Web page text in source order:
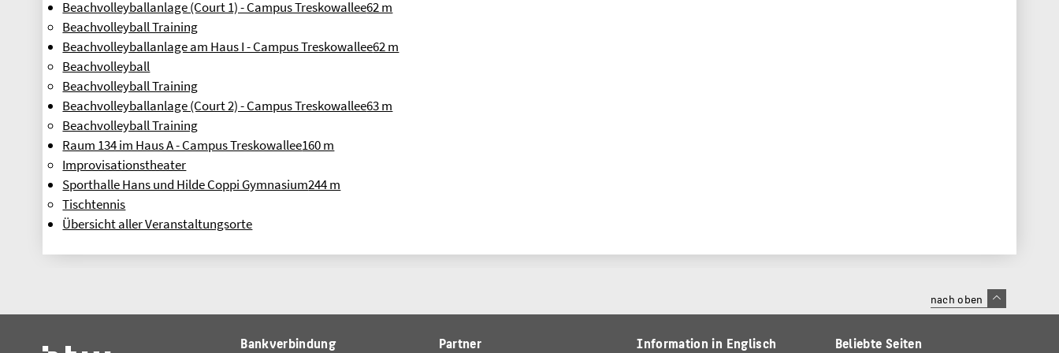
Beachvolleyballanlage (Court 1) - Campus Treskowallee62 m
Beachvolleyball Training
Beachvolleyballanlage am Haus I - Campus Treskowallee62 m
Beachvolleyball
Beachvolleyball Training
Beachvolleyballanlage (Court 2) - Campus Treskowallee63 m
Beachvolleyball Training
Raum 134 im Haus A - Campus Treskowallee160 m
Improvisationstheater
Sporthalle Hans und Hilde Coppi Gymnasium244 m
Tischtennis
Übersicht aller Veranstaltungsorte
nach oben
Bankverbindung Partner Information in Englisch Beliebte Seiten